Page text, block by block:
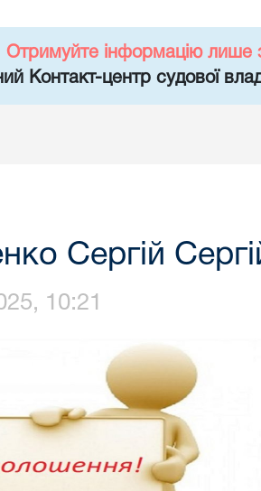
Отримуйте інформацію лише
Контакт-центр судової
Сергій
10:21